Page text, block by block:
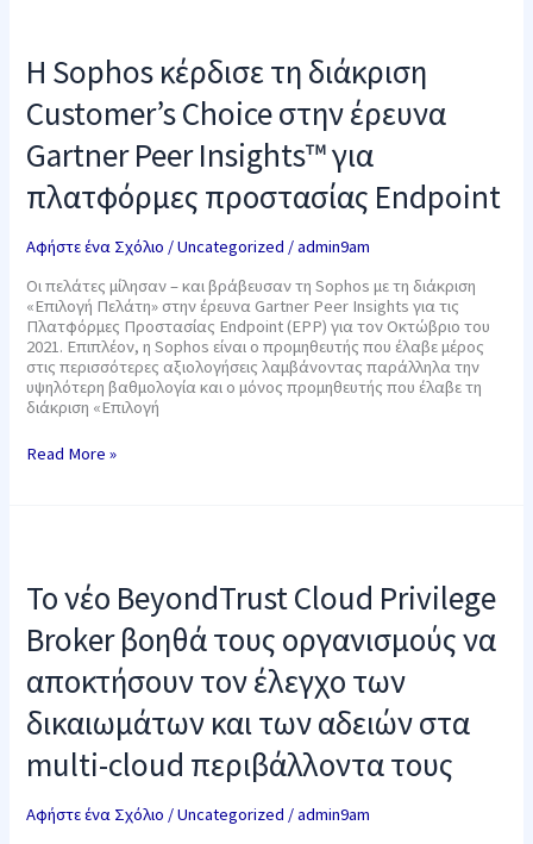
Η Sophos κέρδισε τη διάκριση
Customer’s Choice στην έρευνα
Gartner Peer Insights™ για
πλατφόρμες προστασίας Endpoint
Αφήστε ένα Σχόλιο /Uncategorized /admin9am
Οι πελάτες μίλησαν – και βράβευσαν τη Sophos με τη διάκριση
«Επιλογή Πελάτη» στην έρευνα Gartner Peer Insights για τις
Πλατφόρμες Προστασίας Endpoint (EPP) για τον Οκτώβριο του
2021. Επιπλέον, η Sophos είναι ο προμηθευτής που έλαβε μέρος
στις περισσότερες αξιολογήσεις λαμβάνοντας παράλληλα την
υψηλότερη βαθμολογία και ο μόνος προμηθευτής που έλαβε τη
διάκριση «Επιλογή
τη
Customer’s
στην
Gartner
Peer
Insights™
για
πλατφόρμες
προστασίας
Endpoint
Read More »
Το νέο BeyondTrust Cloud Privilege
Broker βοηθά τους οργανισμούς να
αποκτήσουν τον έλεγχο των
δικαιωμάτων και των αδειών στα
multi-cloud περιβάλλοντα τους
Αφήστε ένα Σχόλιο /Uncategorized /admin9am
BeyondTrust
Cloud
Broker
τους
να
αποκτήσουν
τον
έλεγχο
των
δικαιωμάτων